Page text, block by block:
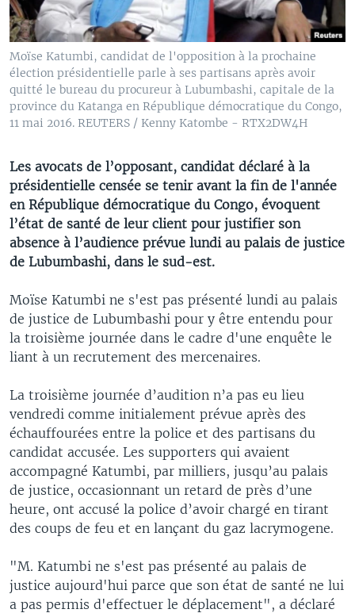
Moïse Katumbi, candidat de l'opposition à la prochaine
élection présidentielle parle à ses partisans après avoir
quitté le bureau du procureur à Lubumbashi, capitale de la
province du Katanga en République démocratique du Congo,
11 mai 2016. REUTERS / Kenny Katombe - RTX2DW4H
Les avocats de l’opposant, candidat déclaré à la
présidentielle censée se tenir avant la fin de l'année
en République démocratique du Congo, évoquent
l’état de santé de leur client pour justifier son
absence à l’audience prévue lundi au palais de justice
de Lubumbashi, dans le sud-est.
Moïse Katumbi ne s'est pas présenté lundi au palais
de justice de Lubumbashi pour y être entendu pour
la troisième journée dans le cadre d'une enquête le
liant à un recrutement des mercenaires.
La troisième journée d’audition n’a pas eu lieu
vendredi comme initialement prévue après des
échauffourées entre la police et des partisans du
candidat accusée. Les supporters qui avaient
accompagné Katumbi, par milliers, jusqu’au palais
de justice, occasionnant un retard de près d’une
heure, ont accusé la police d’avoir chargé en tirant
des coups de feu et en lançant du gaz lacrymogene.
"M. Katumbi ne s'est pas présenté au palais de
justice aujourd'hui parce que son état de santé ne lui
a pas permis d'effectuer le déplacement", a déclaré